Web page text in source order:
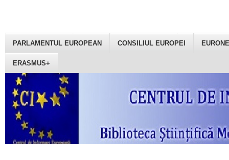
PARLAMENTUL EUROPEAN CONSILIUL EUROPEI
ERASMUS+